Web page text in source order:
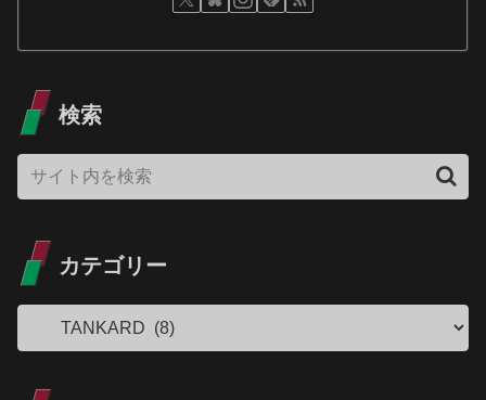
検索
カテゴリー